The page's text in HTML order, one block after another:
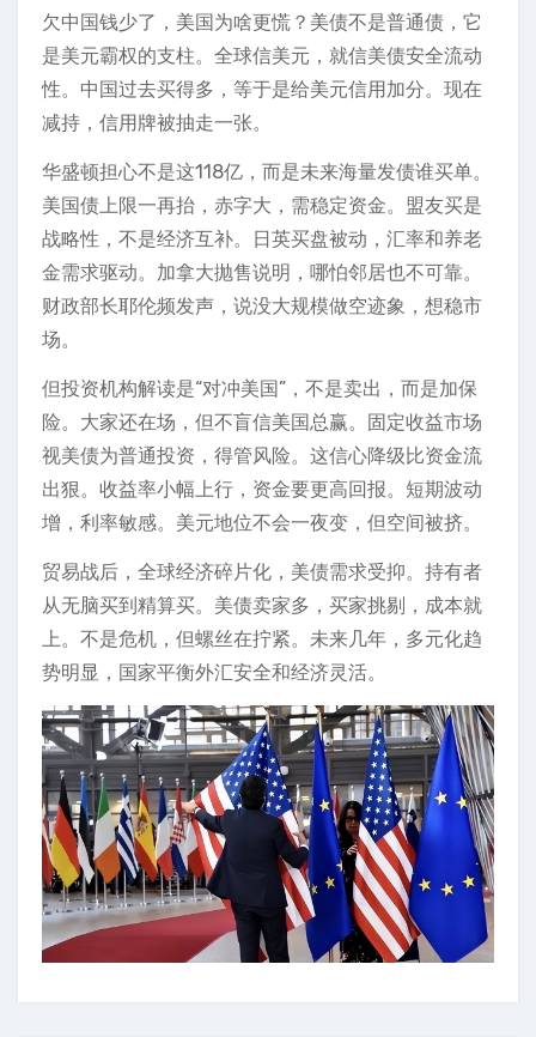
欠中国钱少了，美国为啥更慌？美债不是普通债，它
是美元霸权的支柱。全球信美元，就信美债安全流动
性。中国过去买得多，等于是给美元信用加分。现在
减持，信用牌被抽走一张。
华盛顿担心不是这118亿，而是未来海量发债谁买单。
美国债上限一再抬，赤字大，需稳定资金。盟友买是
战略性，不是经济互补。日英买盘被动，汇率和养老
金需求驱动。加拿大抛售说明，哪怕邻居也不可靠。
财政部长耶伦频发声，说没大规模做空迹象，想稳市
场。
但投资机构解读是“对冲美国”，不是卖出，而是加保
险。大家还在场，但不盲信美国总赢。固定收益市场
视美债为普通投资，得管风险。这信心降级比资金流
出狠。收益率小幅上行，资金要更高回报。短期波动
增，利率敏感。美元地位不会一夜变，但空间被挤。
贸易战后，全球经济碎片化，美债需求受抑。持有者
从无脑买到精算买。美债卖家多，买家挑剔，成本就
上。不是危机，但螺丝在拧紧。未来几年，多元化趋
势明显，国家平衡外汇安全和经济灵活。